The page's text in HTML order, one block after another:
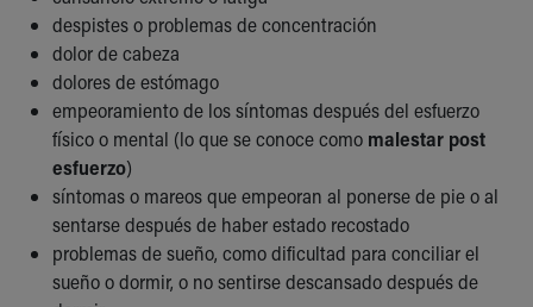
Our Culture of Caring
Newsroom
Our Leadership
Quality and Patient Safety
Unity and Engagement
Women's Board
Our History
More childhood, please.™
Cincinnati Children's
Your Visit
MyChart Telehealth Visits
despistes o problemas de concentración
dolor de cabeza
dolores de estómago
empeoramiento de los síntomas después del esfuerzo
físico o mental (lo que se conoce como malestar post
esfuerzo)
síntomas o mareos que empeoran al ponerse de pie o al
sentarse después de haber estado recostado
problemas de sueño, como dificultad para conciliar el
sueño o dormir, o no sentirse descansado después de